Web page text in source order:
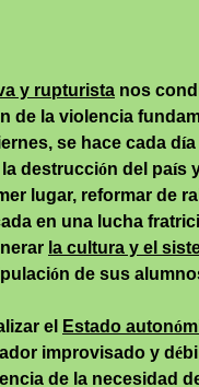
y rupturista nos
n de la violencia
se hace cada día
destrucción del país
lugar, reformar de
en una lucha
la cultura y el
ón de sus
el Estado autonó
improvisado y dé
de la necesidad